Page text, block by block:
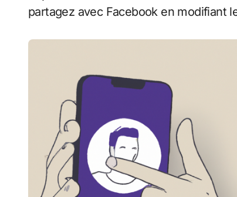
partagez avec Facebook en modifiant